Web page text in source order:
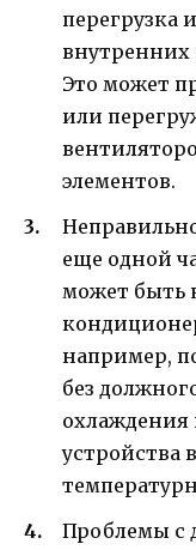
перегрузка
внутренних
Это может
или
элементов.
еще одной
может быть
например,
без
охлаждения
устройства
Проблемы с